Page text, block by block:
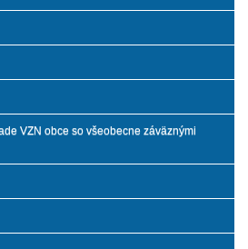
VZN obce so všeobecne záväznými